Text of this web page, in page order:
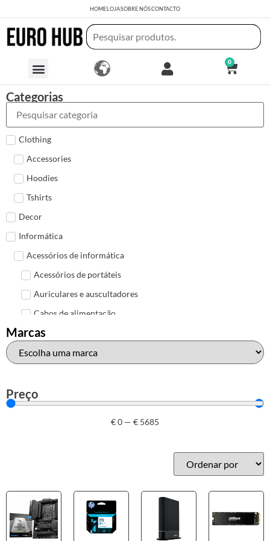
HOMELOJASOBRE NÓSCONTACTO
0
Categorias
Clothing
Accessories
Hoodies
Tshirts
Decor
Informática
Acessórios de informática
Acessórios de portáteis
Auriculares e auscultadores
Cabos de alimentação
Colunas de Som
Hubs
Mais acessórios USB
HP
Outros acessórios de informática
Marcas
Preço
€0 — € 5685